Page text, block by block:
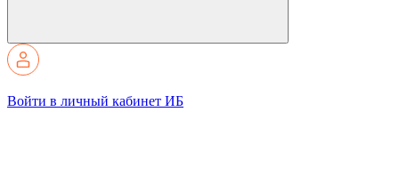
Войти в личный кабинет ИБ